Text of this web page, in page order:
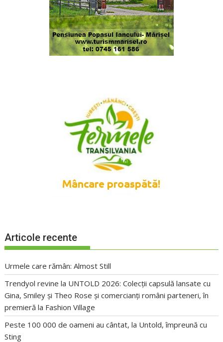
Articole recente
Urmele care rămân: Almost Still
Trendyol revine la UNTOLD 2026: Colecții capsulă lansate cu
Gina, Smiley și Theo Rose și comercianți români parteneri, în
premieră la Fashion Village
Peste 100 000 de oameni au cântat, la Untold, împreună cu
Sting